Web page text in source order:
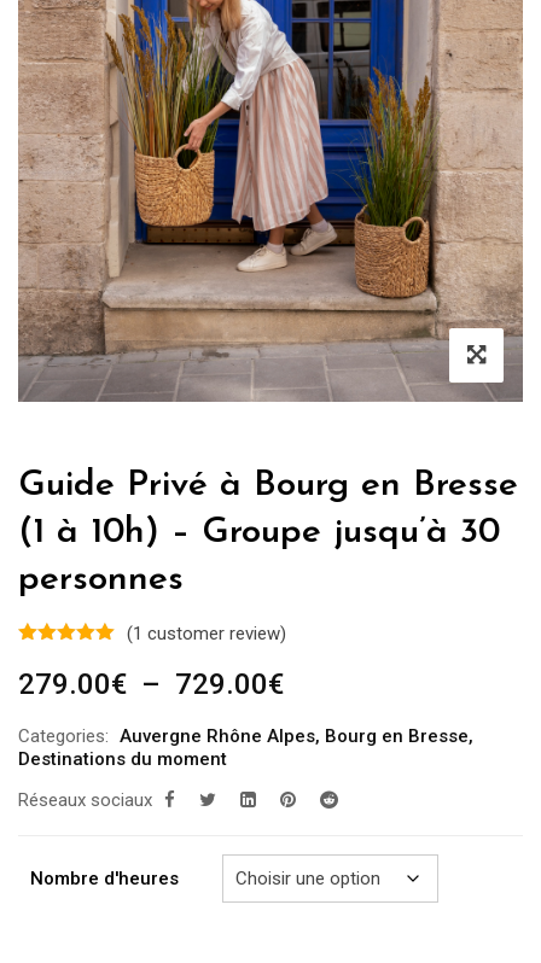
Guide Privé à Bourg en Bresse
(1 à 10h) – Groupe jusqu’à 30
personnes
(1 customer review)
279.00€ – 729.00€Plage
prix :
279.00€
à
729.00€
Categories: Auvergne Rhône Alpes, Bourg en Bresse,
Destinations du moment
Réseaux sociaux
Nombre d'heures